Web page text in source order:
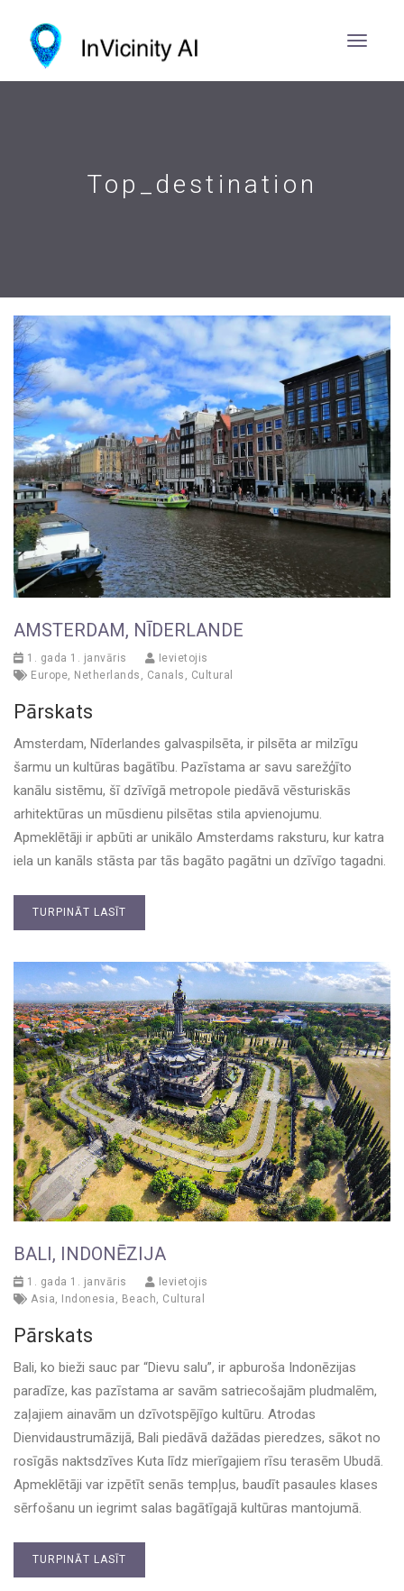
Top_destination
AMSTERDAM, NĪDERLANDE
1. gada 1. janvāris
Ievietojis
Europe, Netherlands , Canals , Cultural
Pārskats
Amsterdam, Nīderlandes galvaspilsēta, ir pilsēta ar milzīgu
šarmu un kultūras bagātību. Pazīstama ar savu sarežģīto
kanālu sistēmu, šī dzīvīgā metropole piedāvā vēsturiskās
arhitektūras un mūsdienu pilsētas stila apvienojumu.
Apmeklētāji ir apbūti ar unikālo Amsterdams raksturu, kur katra
iela un kanāls stāsta par tās bagāto pagātni un dzīvīgo tagadni.
TURPINĀT LASĪT
BALI, INDONĒZIJA
1. gada 1. janvāris
Ievietojis
Asia
Indonesia Beach Cultural
Pārskats
Bali, ko bieži sauc par “Dievu salu”, ir apburoša Indonēzijas
paradīze, kas pazīstama ar savām satriecošajām pludmalēm,
zaļajiem ainavām un dzīvotspējīgo kultūru. Atrodas
Dienvidaustrumāzijā, Bali piedāvā dažādas pieredzes, sākot no
rosīgās naktsdzīves Kuta līdz mierīgajiem rīsu terasēm Ubudā.
Apmeklētāji var izpētīt senās tempļus, baudīt pasaules klases
sērfošanu un iegrimt salas bagātīgajā kultūras mantojumā.
TURPINĀT LASĪT